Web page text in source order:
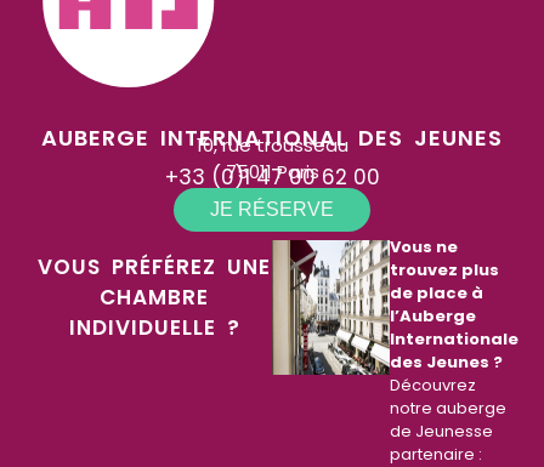
AUBERGE INTERNATIONAL DES JEUNES
10, rue trousseau
75011 Paris
+33 (0)1 47 00 62 00
JE RÉSERVE
VOUS PRÉFÉREZ UNE
CHAMBRE
INDIVIDUELLE ?
Vous ne
trouvez plus
de place à
l’Auberge
Internationale
des Jeunes ?
Découvrez
notre auberge
de Jeunesse
partenaire :